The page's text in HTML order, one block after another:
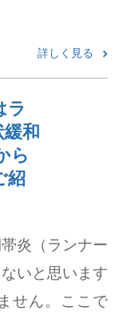
詳しく見る
ラ
和
ら
紹
炎（ランナー
いと思います
せん。ここで